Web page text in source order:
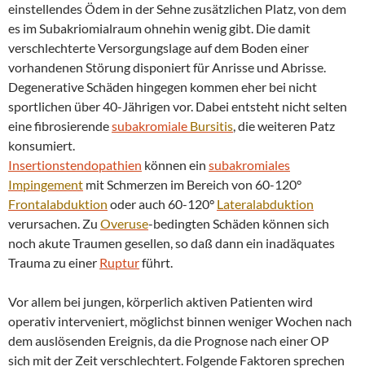
einstellendes Ödem in der Sehne zusätzlichen Platz, von dem
es im Subakriomialraum ohnehin wenig gibt. Die damit
verschlechterte Versorgungslage auf dem Boden einer
vorhandenen Störung disponiert für Anrisse und Abrisse.
Degenerative Schäden hingegen kommen eher bei nicht
sportlichen über 40-Jährigen vor. Dabei entsteht nicht selten
eine fibrosierendesubakromiale Bursitis, die weiteren Patz
konsumiert.
Insertionstendopathien können ein subakromiales
Impingement mit Schmerzen im Bereich von 60-120°
Frontalabduktion oder auch 60-120° Lateralabduktion
verursachen. Zu Overuse-bedingten Schäden können sich
noch akute Traumen gesellen, so daß dann ein inadäquates
Trauma zu einer Rupturführt.
Vor allem bei jungen, körperlich aktiven Patienten wird
operativ interveniert, möglichst binnen weniger Wochen nach
dem auslösenden Ereignis, da die Prognose nach einer OP
sich mit der Zeit verschlechtert. Folgende Faktoren sprechen